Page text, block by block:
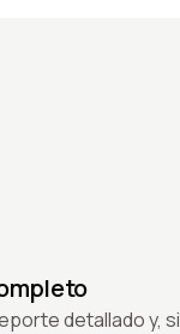
detallado y, si